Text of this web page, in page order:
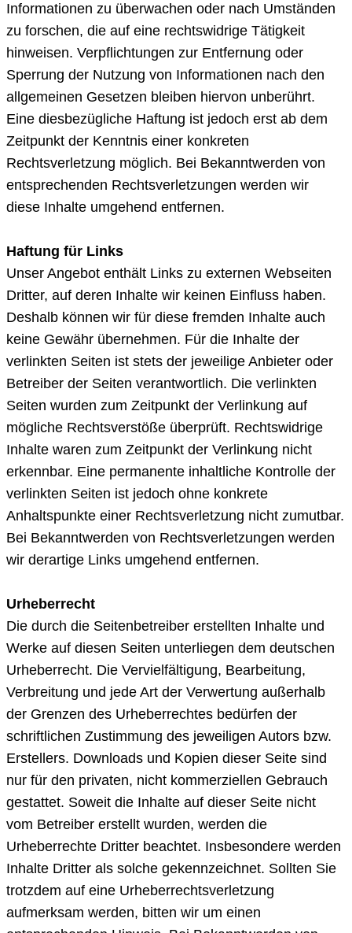
Informationen zu überwachen oder nach Umständen
zu forschen, die auf eine rechtswidrige Tätigkeit
hinweisen. Verpflichtungen zur Entfernung oder
Sperrung der Nutzung von Informationen nach den
allgemeinen Gesetzen bleiben hiervon unberührt.
Eine diesbezügliche Haftung ist jedoch erst ab dem
Zeitpunkt der Kenntnis einer konkreten
Rechtsverletzung möglich. Bei Bekanntwerden von
entsprechenden Rechtsverletzungen werden wir
diese Inhalte umgehend entfernen.
Haftung für Links
Unser Angebot enthält Links zu externen Webseiten
Dritter, auf deren Inhalte wir keinen Einfluss haben.
Deshalb können wir für diese fremden Inhalte auch
keine Gewähr übernehmen. Für die Inhalte der
verlinkten Seiten ist stets der jeweilige Anbieter oder
Betreiber der Seiten verantwortlich. Die verlinkten
Seiten wurden zum Zeitpunkt der Verlinkung auf
mögliche Rechtsverstöße überprüft. Rechtswidrige
Inhalte waren zum Zeitpunkt der Verlinkung nicht
erkennbar. Eine permanente inhaltliche Kontrolle der
verlinkten Seiten ist jedoch ohne konkrete
Anhaltspunkte einer Rechtsverletzung nicht zumutbar.
Bei Bekanntwerden von Rechtsverletzungen werden
wir derartige Links umgehend entfernen.
Urheberrecht
Die durch die Seitenbetreiber erstellten Inhalte und
Werke auf diesen Seiten unterliegen dem deutschen
Urheberrecht. Die Vervielfältigung, Bearbeitung,
Verbreitung und jede Art der Verwertung außerhalb
der Grenzen des Urheberrechtes bedürfen der
schriftlichen Zustimmung des jeweiligen Autors bzw.
Erstellers. Downloads und Kopien dieser Seite sind
nur für den privaten, nicht kommerziellen Gebrauch
gestattet. Soweit die Inhalte auf dieser Seite nicht
vom Betreiber erstellt wurden, werden die
Urheberrechte Dritter beachtet. Insbesondere werden
Inhalte Dritter als solche gekennzeichnet. Sollten Sie
trotzdem auf eine Urheberrechtsverletzung
aufmerksam werden, bitten wir um einen